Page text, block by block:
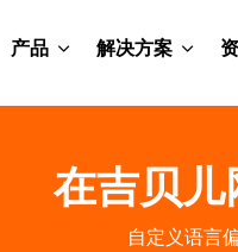
产品 解决方案
在吉贝
自定义语言